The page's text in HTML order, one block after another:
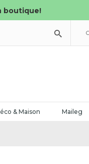
boutique!
& Maison Maileg